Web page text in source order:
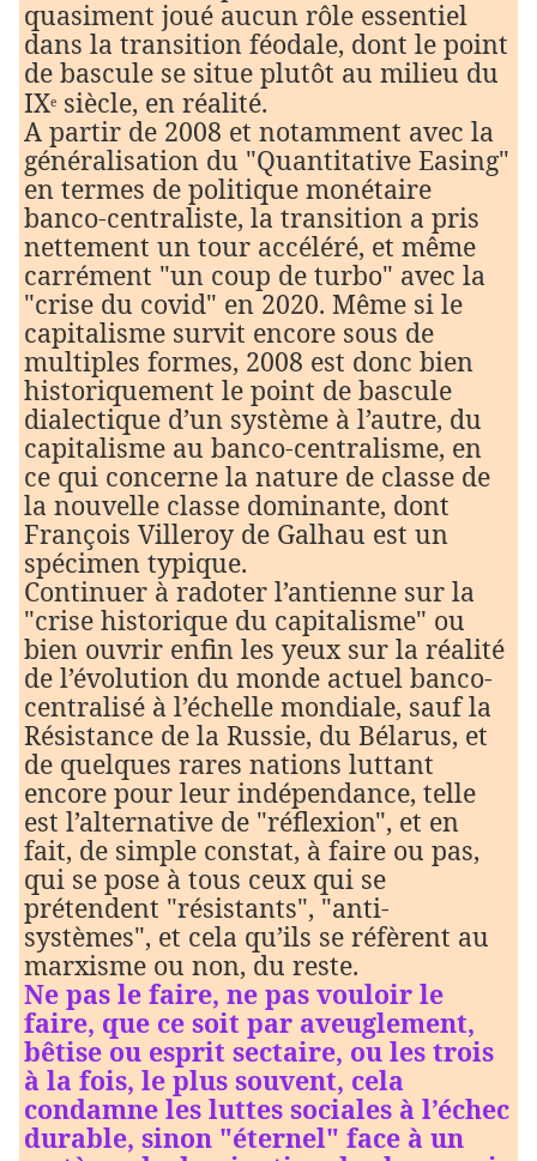
quasiment joué aucun rôle essentiel
dans la transition féodale, dont le point
de bascule se situe plutôt au milieu du
IXe siècle, en réalité.
A partir de 2008 et notamment avec la
généralisation du "Quantitative Easing"
en termes de politique monétaire
banco-centraliste, la transition a pris
nettement un tour accéléré, et même
carrément "un coup de turbo" avec la
"crise du covid" en 2020. Même si le
capitalisme survit encore sous de
multiples formes, 2008 est donc bien
historiquement le point de bascule
dialectique d’un système à l’autre, du
capitalisme au banco-centralisme, en
ce qui concerne la nature de classe de
la nouvelle classe dominante, dont
François Villeroy de Galhau est un
spécimen typique.
Continuer à radoter l’antienne sur la
"crise historique du capitalisme" ou
bien ouvrir enfin les yeux sur la réalité
de l’évolution du monde actuel banco-
centralisé à l’échelle mondiale, sauf la
Résistance de la Russie, du Bélarus, et
de quelques rares nations luttant
encore pour leur indépendance, telle
est l’alternative de "réflexion", et en
fait, de simple constat, à faire ou pas,
qui se pose à tous ceux qui se
prétendent "résistants", "anti-
systèmes", et cela qu’ils se réfèrent au
marxisme ou non, du reste.
Ne pas le faire, ne pas vouloir le
faire, que ce soit par aveuglement,
bêtise ou esprit sectaire, ou les trois
à la fois, le plus souvent, cela
condamne les luttes sociales à l’échec
durable, sinon "éternel" face à un